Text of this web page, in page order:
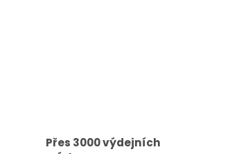
Přes 3000 výdejních